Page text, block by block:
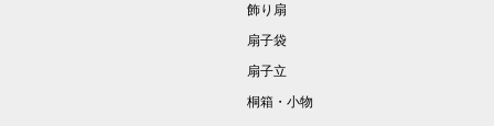
飾り扇
扇子袋
扇子立
桐箱・小物